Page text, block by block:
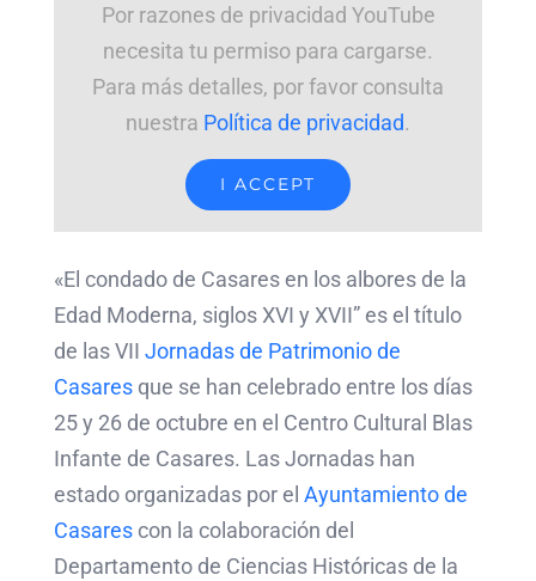
Por razones de privacidad YouTube
necesita tu permiso para cargarse.
Para más detalles, por favor consulta
nuestra Política de privacidad.
I ACCEPT
«El condado de Casares en los albores de la
Edad Moderna, siglos XVI y XVII” es el título
de las VII Jornadas de Patrimonio de
Casaresque se han celebrado entre los días
25 y 26 de octubre en el Centro Cultural Blas
Infante de Casares. Las Jornadas han
estado organizadas por el Ayuntamiento de
Casarescon la colaboración del
Departamento de Ciencias Históricas de la